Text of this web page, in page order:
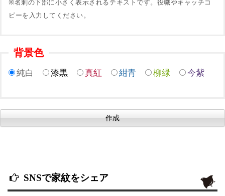
※名刺の下部に小さく表示されるテキストです。役職やキャッチコ
ピーを入力してください。
背景色
純白 漆黒 真紅 紺青 柳緑 今紫
SNSで家紋をシェア